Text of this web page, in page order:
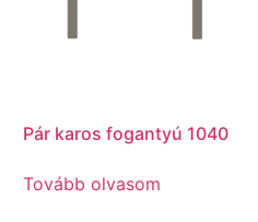
Pár karos fogantyú 1040
Tovább olvasom